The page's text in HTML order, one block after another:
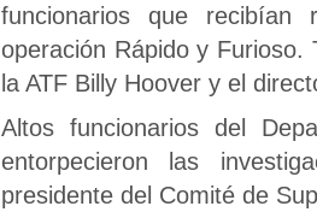
funcionarios que
operación Rápido y Furioso.
la ATF Billy Hoover y el
Altos funcionarios del
entorpecieron las
presidente del Comité de